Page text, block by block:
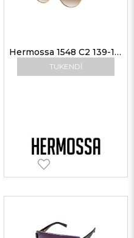
TÜKENDI
Hermossa 1548 C2 139-145 Kadın Güneş Gözlükleri